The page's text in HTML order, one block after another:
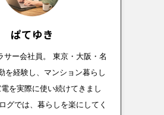
ぱてゆき
サー会社員。 東京・大阪・名
を経験し、マンション暮らし
を実際に使い続けてきまし
グでは、暮らしを楽にしてく